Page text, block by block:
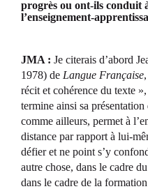
progrès ou ont-ils conduit
l’enseignement-
JMA : Je citerais d’abord
1978) de Langue Française
récit et cohérence du texte
termine ainsi sa
comme ailleurs, permet à
distance par rapport à lui-
défier et ne point s’y
autre chose, dans le cadre
dans le cadre de la